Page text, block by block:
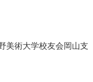
美術大学校友会岡山支